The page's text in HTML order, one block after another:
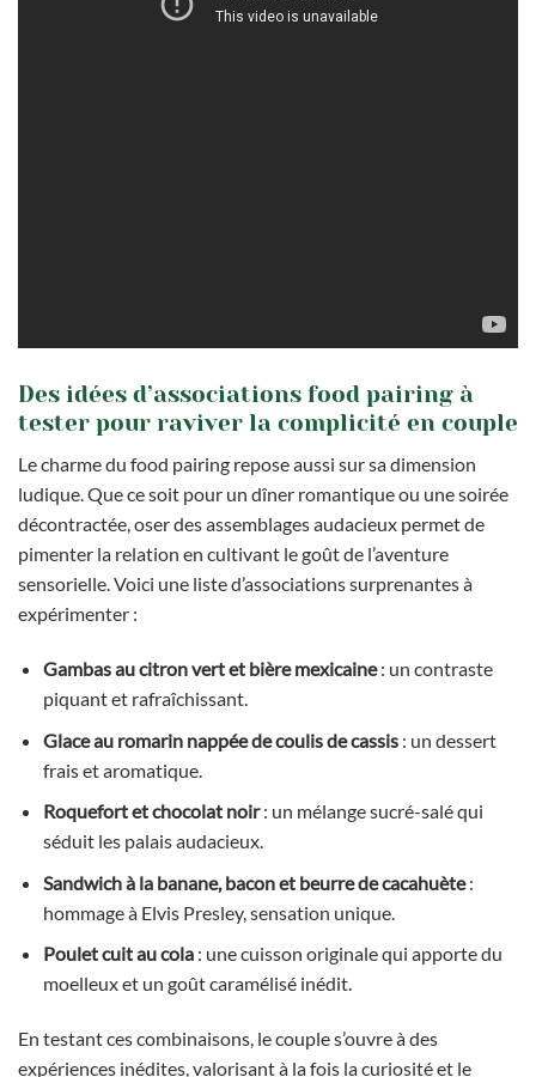
Des idées d’associations food pairing à
tester pour raviver la complicité en couple
Le charme du food pairing repose aussi sur sa dimension
ludique. Que ce soit pour un dîner romantique ou une soirée
décontractée, oser des assemblages audacieux permet de
pimenter la relation en cultivant le goût de l’aventure
sensorielle. Voici une liste d’associations surprenantes à
expérimenter :
Gambas au citron vert et bière mexicaine: un contraste
piquant et rafraîchissant.
Glace au romarin nappée de coulis de cassis: un dessert
frais et aromatique.
Roquefort et chocolat noir: un mélange sucré-salé qui
séduit les palais audacieux.
Sandwich à la banane, bacon et beurre de cacahuète:
hommage à Elvis Presley, sensation unique.
Poulet cuit au cola: une cuisson originale qui apporte du
moelleux et un goût caramélisé inédit.
En testant ces combinaisons, le couple s’ouvre à des
expériences inédites, valorisant à la fois la curiosité et le